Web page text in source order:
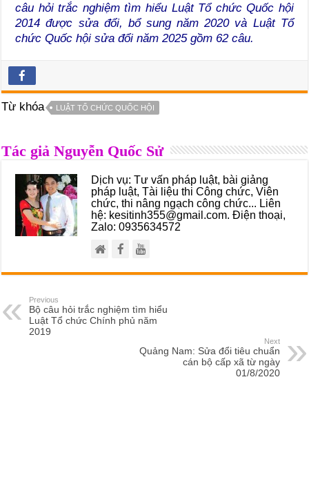
câu hỏi trắc nghiệm tìm hiểu Luật Tổ chức Quốc hội
2014 được sửa đổi, bổ sung năm 2020 và Luật Tổ
chức Quốc hội sửa đổi năm 2025 gồm 62 câu.
Từ khóa LUẬT TỔ CHỨC QUỐC HỘI
Tác giả Nguyễn Quốc Sử
Dịch vụ: Tư vấn pháp luật, bài giảng
pháp luật, Tài liệu thi Công chức, Viên
chức, thi nâng ngạch công chức... Liên
hệ: kesitinh355@gmail.com. Điện thoại,
Zalo: 0935634572
Previous
Bộ câu hỏi trắc nghiệm tìm hiểu
Luật Tổ chức Chính phủ năm
2019
Next
Quảng Nam: Sửa đổi tiêu chuẩn
cán bộ cấp xã từ ngày
01/8/2020